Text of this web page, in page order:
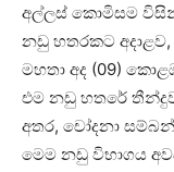
අල්ලස් කොමිසම
නඩු හතරකට
මහතා අද (09)
එම නඩු හතරේ
අතර, චෝදනා
මෙම නඩු විභාගය